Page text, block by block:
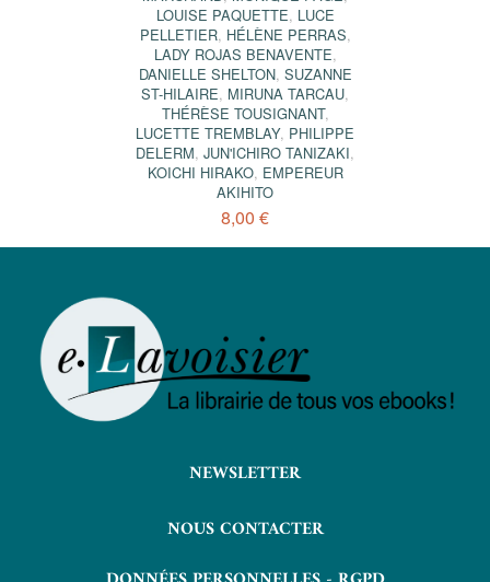
LOUISE PAQUETTE, LUCE
PELLETIER, HÉLÈNE PERRAS,
LADY ROJAS BENAVENTE,
DANIELLE SHELTON, SUZANNE
ST-HILAIRE, MIRUNA TARCAU,
THÉRÈSE TOUSIGNANT,
LUCETTE TREMBLAY, PHILIPPE
DELERM, JUN'ICHIRO TANIZAKI,
KOICHI HIRAKO, EMPEREUR
AKIHITO
8,00 €
NEWSLETTER
NOUS CONTACTER